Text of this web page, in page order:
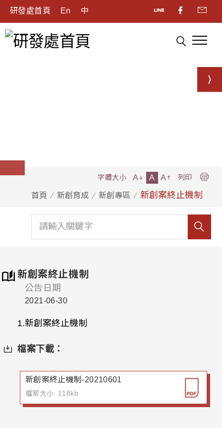
研發處首頁 En 中
首頁 新創育成 新創專區 新創案終止機制
字體大小 A A A 列印
新創案終止機制
公告日期
2021-06-30
1.新創案終止機制
檔案下載：
新創案終止機制-20210601
檔案大小: 118kb